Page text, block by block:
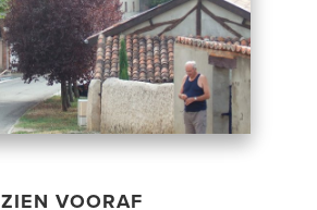
ZIEN VOORAF